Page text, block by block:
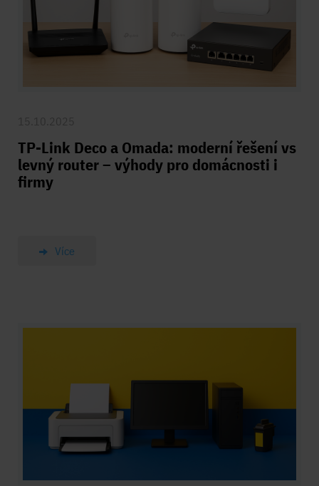
TP-Link Deco a Omada: moderní řešení vs
levný router – výhody pro domácnosti i
firmy
Více